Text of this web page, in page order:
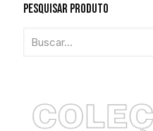
Pesquisar Produto